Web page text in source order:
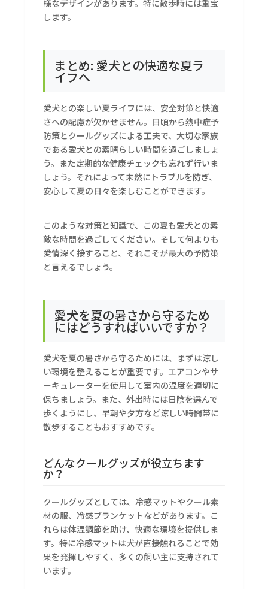
様なデザインがあります。特に散歩時には重宝
します。
まとめ: 愛犬との快適な夏ラ
イフへ
愛犬との楽しい夏ライフには、安全対策と快適
さへの配慮が欠かせません。日頃から熱中症予
防策とクールグッズによる工夫で、大切な家族
である愛犬との素晴らしい時間を過ごしましょ
う。また定期的な健康チェックも忘れず行いま
しょう。それによって未然にトラブルを防ぎ、
安心して夏の日々を楽しむことができます。
このような対策と知識で、この夏も愛犬との素
敵な時間を過ごしてください。そして何よりも
愛情深く接すること、それこそが最大の予防策
と言えるでしょう。
愛犬を夏の暑さから守るため
にはどうすればいいですか？
愛犬を夏の暑さから守るためには、まずは涼し
い環境を整えることが重要です。エアコンやサ
ーキュレーターを使用して室内の温度を適切に
保ちましょう。また、外出時には日陰を選んで
歩くようにし、早朝や夕方など涼しい時間帯に
散歩することもおすすめです。
どんなクールグッズが役立ちます
か？
クールグッズとしては、冷感マットやクール素
材の服、冷感ブランケットなどがあります。こ
れらは体温調節を助け、快適な環境を提供しま
す。特に冷感マットは犬が直接触れることで効
果を発揮しやすく、多くの飼い主に支持されて
います。